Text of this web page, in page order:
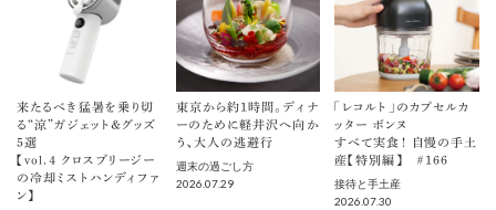
来たるべき猛暑を乗り切
る“涼”ガジェット＆グッズ
5選
【vol.４ クロスブリージー
の冷却ミストハンディファ
ン】
東京から約1時間。ディナ
ーのために軽井沢へ向か
う、大人の逃避行
週末の過ごし方
2026.07.29
「レコルト」のカプセルカ
ッター ボンヌ
すべて実食！ 自慢の手土
産【特別編】 ＃166
接待と手土産
2026.07.30